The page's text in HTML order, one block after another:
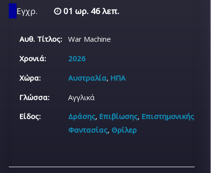
Εγχρ. 01 ωρ. 46 λεπ.
Αυθ. Τίτλος:
War Machine
Χρονιά:
2026
Χώρα:
Αυστραλία, ΗΠΑ
Γλώσσα:
Αγγλικά
Είδος:
Δράσης, Επιβίωσης, Επιστημονικής
Φαντασίας, Θρίλερ